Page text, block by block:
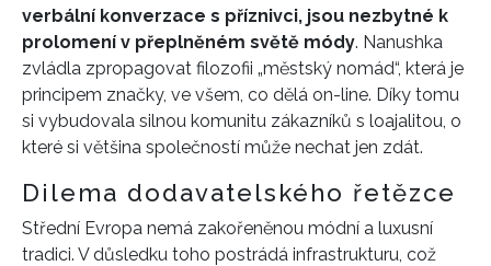
verbální konverzace s příznivci, jsou nezbytné k
prolomení v přeplněném světě módy. Nanushka
zvládla zpropagovat filozofii „městský nomád“, která je
principem značky, ve všem, co dělá on-line. Díky tomu
si vybudovala silnou komunitu zákazníků s loajalitou, o
které si většina společností může nechat jen zdát.
Dilema dodavatelského řetězce
Střední Evropa nemá zakořeněnou módní a luxusní
tradici. V důsledku toho postrádá infrastrukturu, což